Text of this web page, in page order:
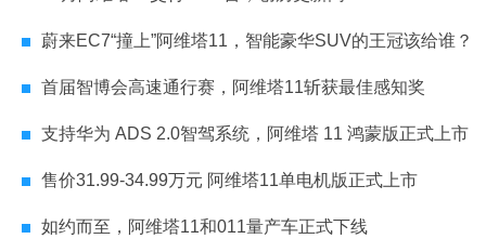
蔚来EC7“撞上”阿维塔11，智能豪华SUV的王冠该给谁？
首届智博会高速通行赛，阿维塔11斩获最佳感知奖
支持华为 ADS 2.0智驾系统，阿维塔 11 鸿蒙版正式上市
售价31.99-34.99万元 阿维塔11单电机版正式上市
如约而至，阿维塔11和011量产车正式下线